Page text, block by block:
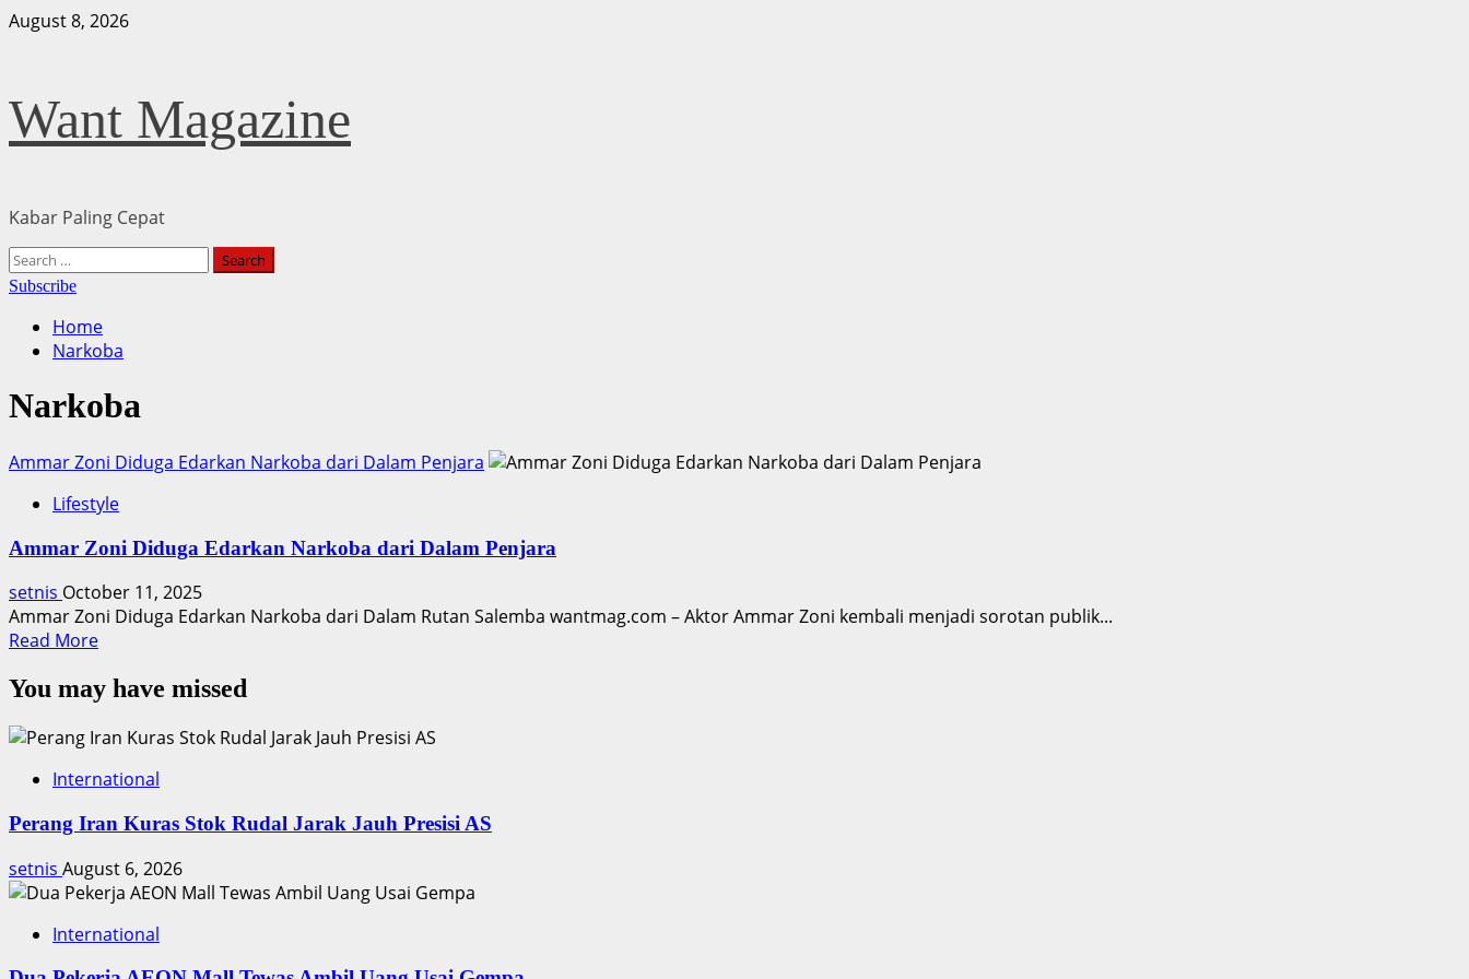
Skip
August 8, 2026
Want Magazine
Kabar Paling Cepat
Primary
Menu
Search
for:
Subscribe
Home
Narkoba
Narkoba
Ammar Zoni Diduga Edarkan Narkoba dari Dalam Penjara
Lifestyle
Ammar Zoni Diduga Edarkan Narkoba dari Dalam Penjara
setnis October 11, 2025
Ammar Zoni Diduga Edarkan Narkoba dari Dalam Rutan Salemba wantmag.com – Aktor Ammar Zoni kembali menjadi sorotan publik...
Read MoreRead
about
Zoni
Edarkan
dari
Penjara
You may have missed
International
Perang Iran Kuras Stok Rudal Jarak Jauh Presisi AS
setnis August 6, 2026
International